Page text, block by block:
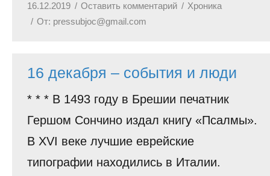
16.12.2019 Оставить комментарий
Хроника
От: pressubjoc@gmail.com
16 декабря – события и люди
* * * В 1493 году в Брешии печатник
Гершом Сончино издал книгу «Псалмы».
В XVI веке лучшие еврейские
типографии находились в Италии.